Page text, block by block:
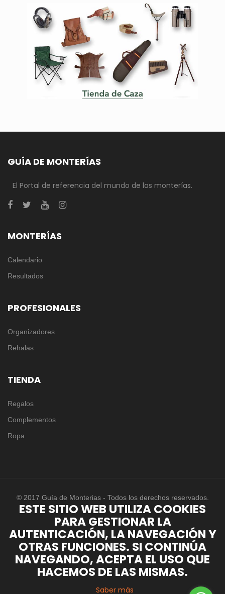
GUÍA DE MONTERÍAS
El Portal de referencia del mundo de las monterías.
MONTERÍAS
Calendario
Resultados
PROFESIONALES
Organizadores
Rehalas
TIENDA
Regalos
Complementos
Ropa
© 2017 Guía de Monterias - Todos los derechos reservados.
ESTE SITIO WEB UTILIZA COOKIES
PARA GESTIONAR LA
AUTENTICACIÓN, LA NAVEGACIÓN Y
OTRAS FUNCIONES. SI CONTINÚA
NAVEGANDO, ACEPTA EL USO QUE
HACEMOS DE LAS MISMAS.
Saber más